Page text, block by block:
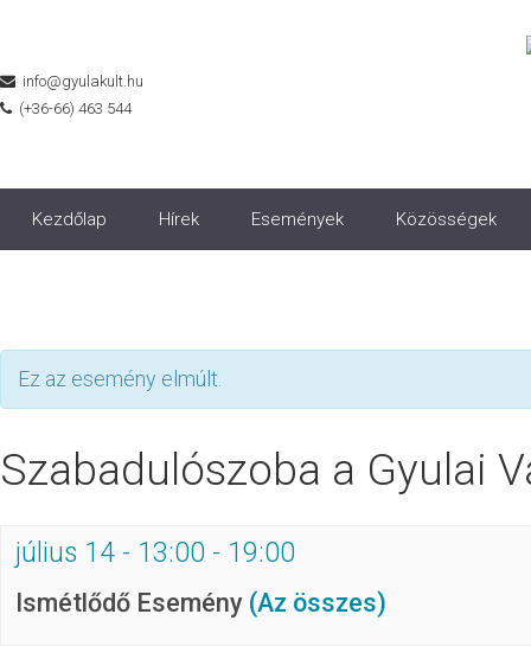
info@gyulakult.hu
(+36-66) 463 544
Kezdőlap Hírek Események Közösségek
Ez az esemény elmúlt.
Szabadulószoba a Gyulai
július 14 - 13:00 - 19:00
Ismétlődő Esemény (Az összes)